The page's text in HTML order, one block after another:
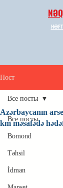
Пост
Все посты
Bomond
Təhsil
İdman
Все посты
Azərbaycanın
km məsafədə